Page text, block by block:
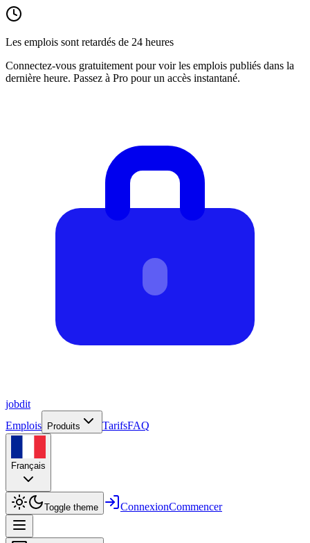
Les emplois sont retardés de 24 heures
Connectez-vous gratuitement pour voir les emplois publiés dans la
dernière heure. Passez à Pro pour un accès instantané.
jobdit
Emplois
Produits TarifsFAQ
Français
Toggle theme ConnexionCommencer